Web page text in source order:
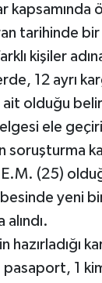
tarihinde bir
kişiler
12 ayrı
ait olduğu
ele
soruşturma
(25)
yeni
alındı.
hazırladığı
1